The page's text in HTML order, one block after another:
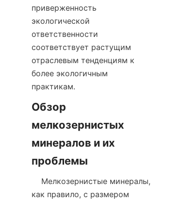
приверженность
экологической
ответственности
соответствует растущим
отраслевым тенденциям к
более экологичным
Обзор
мелкозернистых
минералов и их
как правило, с размером